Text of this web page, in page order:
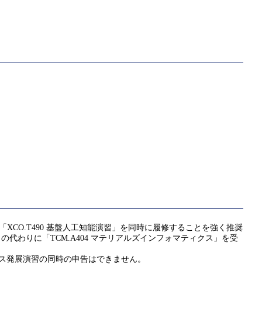
基盤人工知能演習」を同時に履修することを強く推奨
代わりに「TCM.A404 マテリアルズインフォマティクス」を受
展演習の同時の申告はできません。